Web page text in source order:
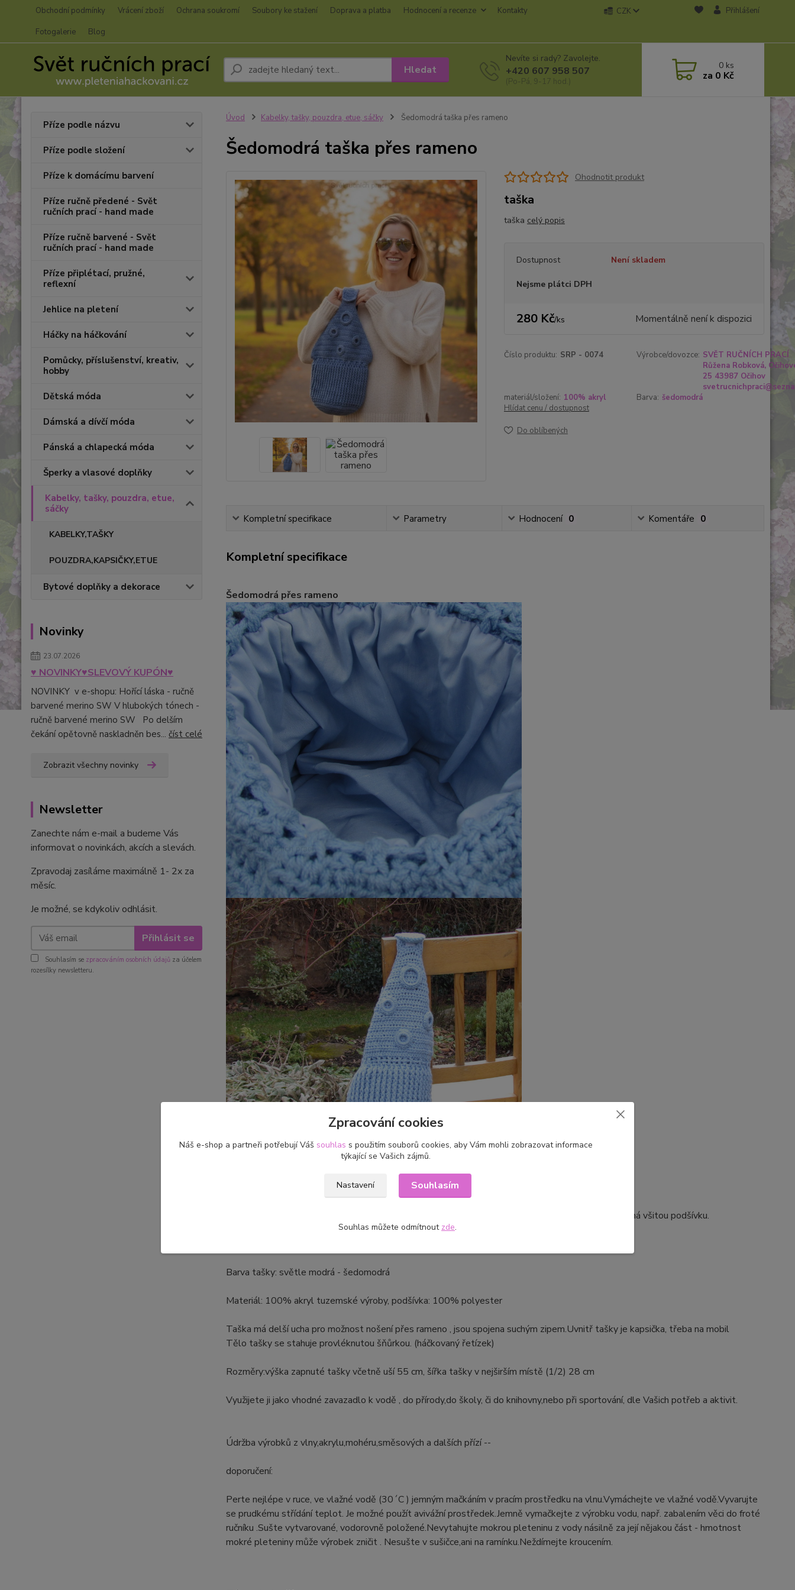
Obchodní podmínky Vrácení zboží Ochrana soukromí Soubory ke stažení Doprava a platba Hodnocení a recenze
Kontakty
Fotogalerie
Blog
CZK Přihlášení
Hledat
Nevíte si rady? Zavolejte.
+420 607 958 507
(Po-Pá, 9-17 hod.)
0 ks
za 0 Kč
Příze podle názvu
Příze podle složení
Příze k domácímu barvení
Příze ručně předené - Svět
ručních prací - hand made
Příze ručně barvené - Svět
ručních prací - hand made
Příze připlétací, pružné,
reflexní
Jehlice na pletení
Háčky na háčkování
Pomůcky, příslušenství, kreativ,
hobby
Dětská móda
Dámská a dívčí móda
Pánská a chlapecká móda
Šperky a vlasové doplňky
Kabelky, tašky, pouzdra, etue,
sáčky
KABELKY,TAŠKY
POUZDRA,KAPSIČKY,ETUE
Bytové doplňky a dekorace
Novinky
23.07.2026
♥ NOVINKY♥SLEVOVÝ KUPÓN♥
NOVINKY v e-shopu: Hořící láska - ručně
barvené merino SW V hlubokých tónech -
ručně barvené merino SW Po delším
čekání opětovně naskladněn bes... číst celé
Zobrazit všechny novinky
Newsletter
Zanechte nám e-mail a budeme Vás
informovat o novinkách, akcích a slevách.
Zpravodaj zasíláme maximálně 1- 2x za
měsíc.
Je možné, se kdykoliv odhlásit.
Přihlásit se
Souhlasím se zpracováním osobních údajů za účelem
rozesílky newsletteru.
Úvod Kabelky, tašky, pouzdra, etue, sáčky Šedomodrá taška přes rameno
Šedomodrá taška přes rameno
Ohodnotit produkt
taška
taška celý popis
Dostupnost Není skladem
Nejsme plátci DPH
280 Kč/ks Momentálně není k dispozici
Číslo produktu: SRP - 0074 Výrobce/dovozce: SVĚT RUČNÍCH PRACÍ
Růžena Robková,
25 43987 Očihov
materiál/složení: 100% akryl Barva: šedomodrá
Hlídat cenu / dostupnost
Do oblíbených
Kompletní specifikace Parametry Hodnocení 0 Komentáře 0
Kompletní specifikace
Šedomodrá přes rameno
Plastickým vzorem háčkovaná taška ze čtyřnitkové příze.Je přizdobena obháčkovanými kroužky a má všitou podšívku.
Barva tašky: světle modrá - šedomodrá
Materiál: 100% akryl tuzemské výroby, podšívka: 100% polyester
Taška má delší ucha pro možnost nošení přes rameno , jsou spojena suchým zipem.Uvnitř tašky je kapsička, třeba na mobil
Tělo tašky se stahuje provléknutou šňůrkou. (háčkovaný řetízek)
Rozměry:výška zapnuté tašky včetně uší 55 cm, šířka tašky v nejširším místě (1/2) 28 cm
Využijete ji jako vhodné zavazadlo k vodě , do přírody,do školy, či do knihovny,nebo při sportování, dle Vašich potřeb a aktivit.
Údržba výrobků z vlny,akrylu,mohéru,směsových a dalších přízí --
doporučení:
Perte nejlépe v ruce, ve vlažné vodě (30´C ) jemným mačkáním v pracím prostředku na vlnu.Vymáchejte ve vlažné vodě.Vyvarujte
se prudkému střídání teplot. Je možné použít avivážní prostředek.Jemně vymačkejte z výrobku vodu, např. zabalením věci do froté
ručníku .Sušte vytvarované, vodorovně položené.Nevytahujte mokrou pleteninu z vody násilně za její nějakou část - hmotnost
mokré pleteniny může výrobek zničit . Nesušte v sušičce,ani na ramínku.Neždímejte kroucením.
Zpracování cookies
Náš e-shop a partneři potřebují Váš souhlas s použitím souborů cookies, aby Vám mohli zobrazovat informace
týkající se Vašich zájmů.
Nastavení Souhlasím
Souhlas můžete odmítnout zde.